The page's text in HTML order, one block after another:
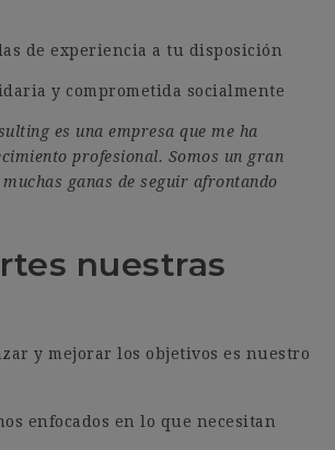
de experiencia a tu disposición
y comprometida socialmente
es una empresa que me ha
profesional. Somos un gran
ganas de seguir afrontando
nuestras
y mejorar los objetivos es nuestro
enfocados en lo que necesitan